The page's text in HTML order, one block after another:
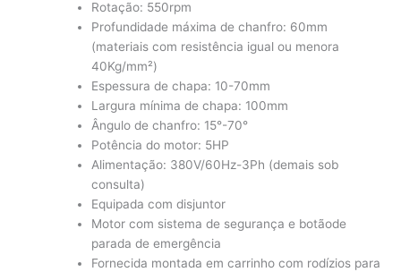
Rotação: 550rpm
Profundidade máxima de chanfro: 60mm
(materiais com resistência igual ou menora
40Kg/mm²)
Espessura de chapa: 10-70mm
Largura mínima de chapa: 100mm
Ângulo de chanfro: 15°-70°
Potência do motor: 5HP
Alimentação: 380V/60Hz-3Ph (demais sob
consulta)
Equipada com disjuntor
Motor com sistema de segurança e botãode
parada de emergência
Fornecida montada em carrinho com rodízios para